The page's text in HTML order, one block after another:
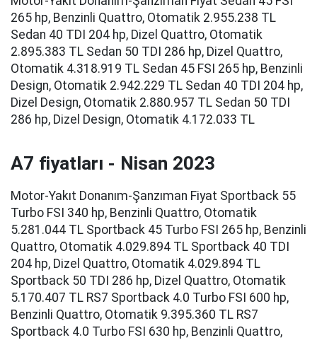
265 hp, Benzinli Quattro, Otomatik 2.955.238 TL
Sedan 40 TDI 204 hp, Dizel Quattro, Otomatik
2.895.383 TL Sedan 50 TDI 286 hp, Dizel Quattro,
Otomatik 4.318.919 TL Sedan 45 FSI 265 hp, Benzinli
Design, Otomatik 2.942.229 TL Sedan 40 TDI 204 hp,
Dizel Design, Otomatik 2.880.957 TL Sedan 50 TDI
286 hp, Dizel Design, Otomatik 4.172.033 TL
A7 fiyatları - Nisan 2023
Motor-Yakıt Donanım-Şanzıman Fiyat Sportback 55
Turbo FSI 340 hp, Benzinli Quattro, Otomatik
5.281.044 TL Sportback 45 Turbo FSI 265 hp, Benzinli
Quattro, Otomatik 4.029.894 TL Sportback 40 TDI
204 hp, Dizel Quattro, Otomatik 4.029.894 TL
Sportback 50 TDI 286 hp, Dizel Quattro, Otomatik
5.170.407 TL RS7 Sportback 4.0 Turbo FSI 600 hp,
Benzinli Quattro, Otomatik 9.395.360 TL RS7
Sportback 4.0 Turbo FSI 630 hp, Benzinli Quattro,